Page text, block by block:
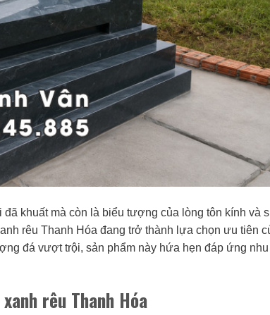
khuất mà còn là biểu tượng của lòng tôn kính và
rêu Thanh Hóa đang trở thành lựa chọn ưu tiên
đá vượt trội, sản phẩm này hứa hẹn đáp ứng nhu
rêu Thanh Hóa